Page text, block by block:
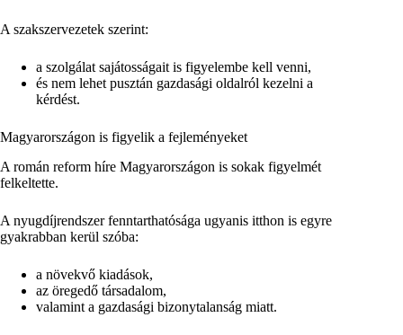
A szakszervezetek szerint:
a szolgálat sajátosságait is figyelembe kell venni,
és nem lehet pusztán gazdasági oldalról kezelni a
kérdést.
Magyarországon is figyelik a fejleményeket
A román reform híre Magyarországon is sokak figyelmét
felkeltette.
A nyugdíjrendszer fenntarthatósága ugyanis itthon is egyre
gyakrabban kerül szóba:
a növekvő kiadások,
az öregedő társadalom,
valamint a gazdasági bizonytalanság miatt.